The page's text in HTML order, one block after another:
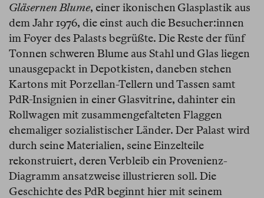
Gläsernen Blume, einer ikonischen Glasplastik aus
dem Jahr 1976, die einst auch die Besucher:innen
im Foyer des Palasts begrüßte. Die Reste der fünf
Tonnen schweren Blume aus Stahl und Glas liegen
unausgepackt in Depotkisten, daneben stehen
Kartons mit Porzellan-Tellern und Tassen samt
PdR-Insignien in einer Glasvitrine, dahinter ein
Rollwagen mit zusammengefalteten Flaggen
ehemaliger sozialistischer Länder. Der Palast wird
durch seine Materialien, seine Einzelteile
rekonstruiert, deren Verbleib ein Provenienz-
Diagramm ansatzweise illustrieren soll. Die
Geschichte des PdR beginnt hier mit seinem